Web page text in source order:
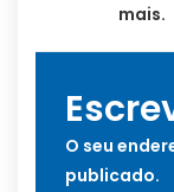
mais.
O seu
publicado.